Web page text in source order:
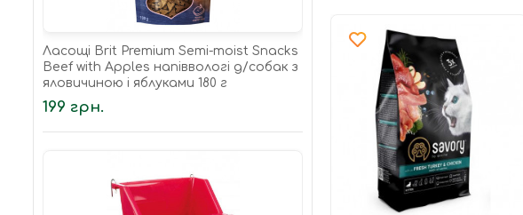
Ласощі Brit Premium Semi-moist Snacks
Beef with Apples напіввологі д/cобак з
яловичиною і яблуками 180 г
199 грн.